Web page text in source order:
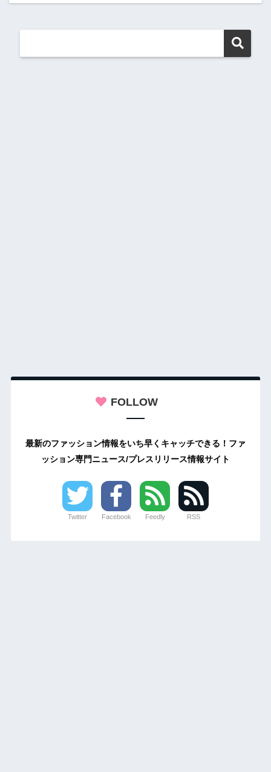
FOLLOW
最新のファッション情報をいち早くキャッチできる！ファ
ッション専門ニュース/プレスリリース情報サイト
Twitter Facebook Feedly RSS